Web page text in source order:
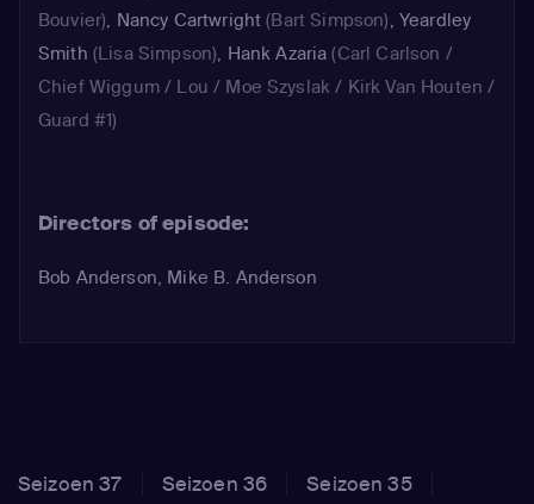
Bouvier), Nancy Cartwright (Bart Simpson), Yeardley
Smith (Lisa Simpson), Hank Azaria (Carl Carlson /
Chief Wiggum / Lou / Moe Szyslak / Kirk Van Houten /
Guard #1)
Directors of episode:
Bob Anderson, Mike B. Anderson
Seizoen 37 Seizoen 36
Seizoen 35